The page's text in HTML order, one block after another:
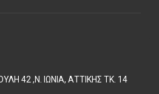
42 ,Ν. ΙΩΝΙΑ, ΑΤΤΙΚΗΣ ΤΚ. 14